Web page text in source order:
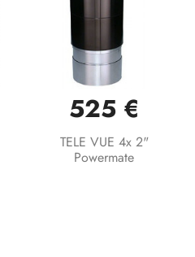
525 €
TELE VUE 4x 2"
Powermate